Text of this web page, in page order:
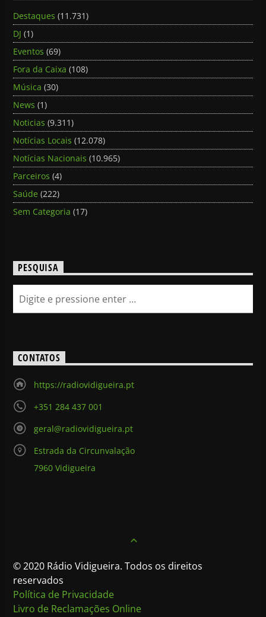
Destaques (11.731)
DJ (1)
Eventos (69)
Fora da Caixa (108)
Música (30)
News (1)
Noticias (9.311)
Notícias Locais (12.078)
Notícias Nacionais (10.965)
Parceiros (4)
Saúde (222)
Sem Categoria (17)
PESQUISA
CONTATOS
https://radiovidigueira.pt
+351 284 437 001
geral@radiovidigueira.pt
Estrada da Circunvalação
7960 Vidigueira
© 2020 Rádio Vidigueira. Todos os direitos
reservados
Política de Privacidade
Livro de Reclamações Online